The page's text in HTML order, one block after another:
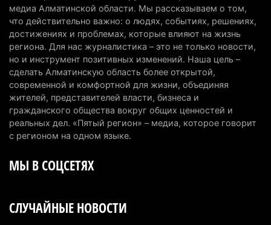
директора по коммуникациям
4 августа 2026 г. 20:22 90
Партия «Әділет» предложила превратить
университеты в центры технологий и новых
рабочих мест
4 августа 2026 г. 15:11
В Алматинской области назначили нового
председателя административного суда
В Алматинской области второй день не могут
4 августа 2026 г. 13:02
медиа Алматинской области. Мы рассказываем о том,
что действительно важно: о людях, событиях, решениях,
достижениях и проблемах, которые влияют на жизнь
региона. Для нас журналистика – это не только новости,
но и инструмент позитивных изменений. Наша цель –
сделать Алматинскую область более открытой,
современной и комфортной для жизни, объединяя
жителей, представителей власти, бизнеса и
гражданского общества вокруг общих ценностей и
реальных дел. «Пятый регион» – медиа, которое говорит
с регионом на одном языке.
МЫ В СОЦСЕТЯХ
СЛУЧАЙНЫЕ НОВОСТИ